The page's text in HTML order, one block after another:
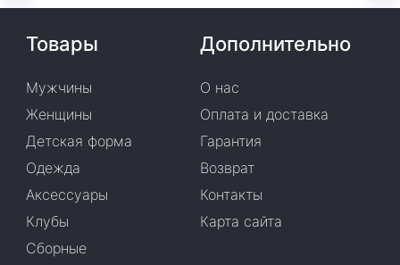
Товары
Мужчины
Женщины
Детская форма
Одежда
Аксессуары
Клубы
Сборные
Дополнительно
О нас
Оплата и доставка
Гарантия
Возврат
Контакты
Карта сайта